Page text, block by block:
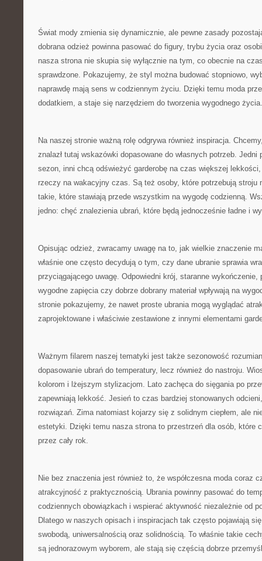
Świat mody zmienia się dynamicznie, ale pewne zasady
dobrana odzież powinna pasować do figury, trybu życia oraz
nasza strona nie skupia się wyłącznie na tym, co obecnie na
sprawdzone. Pokazujemy, że styl można budować stopniowo,
naprawdę mają sens w codziennym życiu. Dzięki temu moda
dodatkiem, a staje się narzędziem do tworzenia wygodnego życia.
Na naszej stronie ważną rolę odgrywa również inspiracja.
znalazł tutaj wskazówki dopasowane do własnych potrzeb. Jedni
sezon, inni chcą odświeżyć garderobę na czas większej
rzeczy na wakacyjny czas. Są też osoby, które potrzebują stroju
takie, które stawiają przede wszystkim na wygodę codzienną.
jedno: chęć znalezienia ubrań, które będą jednocześnie ładne i
Opisując odzież, zwracamy uwagę na to, jak wielkie znaczenie
właśnie one często decydują o tym, czy dane ubranie sprawia
przyciągającego uwagę. Odpowiedni krój, staranne
wygodne zapięcia czy dobrze dobrany materiał wpływają na
stronie pokazujemy, że nawet proste ubrania mogą wyglądać
zaprojektowane i właściwie zestawione z innymi elementami
Ważnym filarem naszej tematyki jest także sezonowość
dopasowanie ubrań do temperatury, lecz również do nastroju.
kolorom i lżejszym stylizacjom. Lato zachęca do sięgania po
zapewniają lekkość. Jesień to czas bardziej stonowanych
rozwiązań. Zima natomiast kojarzy się z solidnym ciepłem, ale
estetyki. Dzięki temu nasza strona to przestrzeń dla osób, które
przez cały rok.
Nie bez znaczenia jest również to, że współczesna moda coraz
atrakcyjność z praktycznością. Ubrania powinny pasować do
codziennych obowiązkach i wspierać aktywność niezależnie od
Dlatego w naszych opisach i inspiracjach tak często pojawiają
swobodą, uniwersalnością oraz solidnością. To właśnie takie
są jednorazowym wyborem, ale stają się częścią dobrze